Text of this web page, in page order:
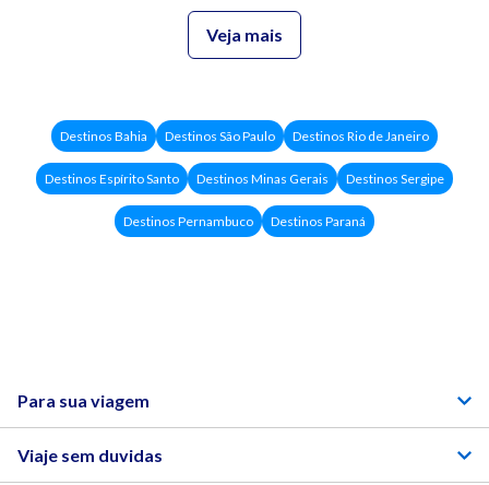
O que podemos fazer para alcançar a igualdade
Qual a importância do Dia da Mulher?
Veja mais
Destinos Bahia Destinos São Paulo Destinos Rio de Janeiro
Destinos Espírito Santo Destinos Minas Gerais Destinos Sergipe
Destinos Pernambuco Destinos Paraná
Para sua viagem
Viaje sem duvidas